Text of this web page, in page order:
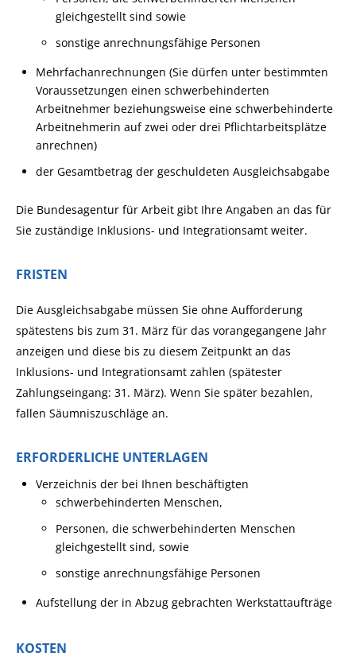
gleichgestellt sind sowie
sonstige anrechnungsfähige Personen
Mehrfachanrechnungen (Sie dürfen unter bestimmten
Voraussetzungen einen schwerbehinderten
Arbeitnehmer beziehungsweise eine schwerbehinderte
Arbeitnehmerin auf zwei oder drei Pflichtarbeitsplätze
anrechnen)
der Gesamtbetrag der geschuldeten Ausgleichsabgabe
Die Bundesagentur für Arbeit gibt Ihre Angaben an das für
Sie zuständige Inklusions- und Integrationsamt weiter.
FRISTEN
Die Ausgleichsabgabe müssen Sie ohne Aufforderung
spätestens bis zum 31. März für das vorangegangene Jahr
anzeigen und diese bis zu diesem Zeitpunkt an das
Inklusions- und Integrationsamt zahlen (spätester
Zahlungseingang: 31. März). Wenn Sie später bezahlen,
fallen Säumniszuschläge an.
ERFORDERLICHE UNTERLAGEN
Verzeichnis der bei Ihnen beschäftigten
schwerbehinderten Menschen,
Personen, die schwerbehinderten Menschen
gleichgestellt sind, sowie
sonstige anrechnungsfähige Personen
Aufstellung der in Abzug gebrachten Werkstattaufträge
KOSTEN